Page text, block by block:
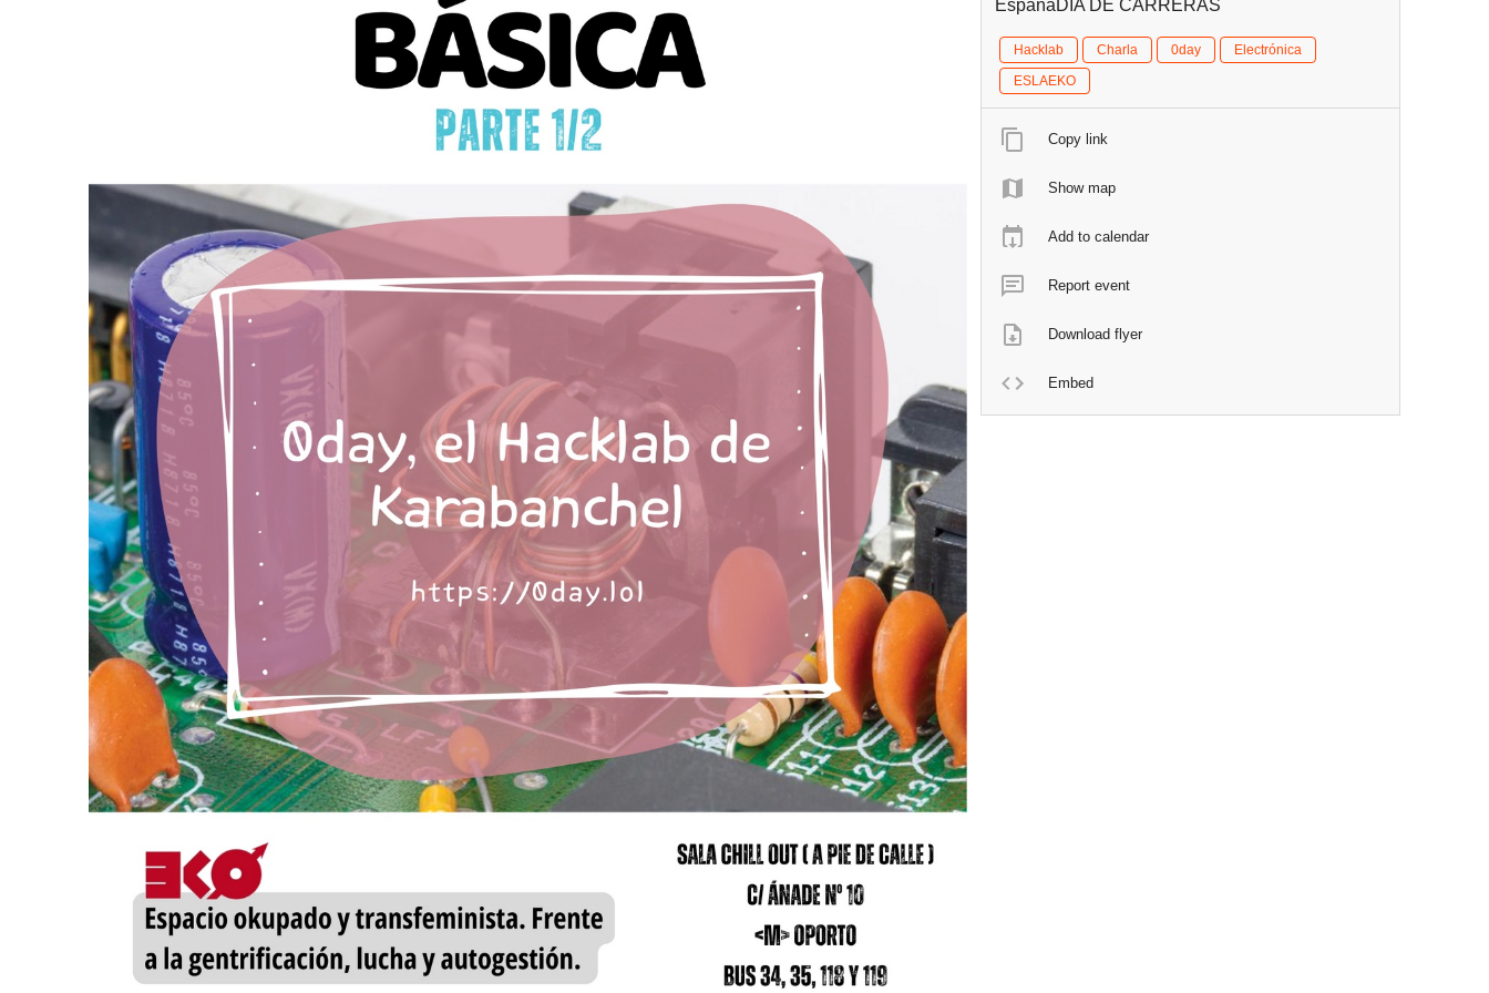
EspañaDÍA DE CARRERAS
Hacklab Charla 0day
Electrónica
ESLAEKO
Copy link
Show map
Add to calendar
Report event
Download flyer
Embed